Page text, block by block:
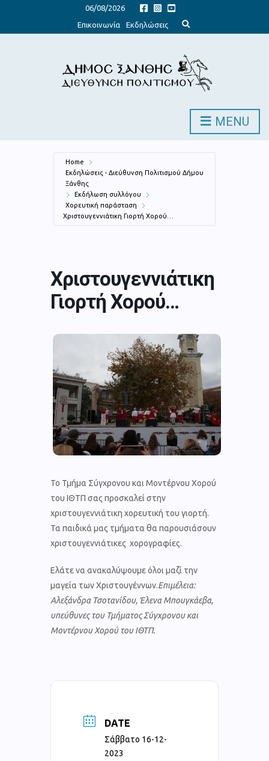
06/08/2026
Επικοινωνία
Εκδηλώσεις
x
d
s
e
c
o
MENU
Home
Εκδηλώσεις - Διεύθυνση Πολιτισμού Δήμου
Ξάνθης
Εκδήλωση συλλόγου
Χορευτική παράσταση
Χριστουγεννιάτικη Γιορτή Χορού…
Χριστουγεννιάτικη
Γιορτή Χορού…
Το Τμήμα Σύγχρονου και Μοντέρνου Χορού
του ΙΘΤΠ σας προσκαλεί στην
χριστουγεννιάτικη χορευτική του γιορτή.
Τα παιδικά μας τμήματα θα παρουσιάσουν
χριστουγεννιάτικες χορογραφίες.
Ελάτε να ανακαλύψουμε όλοι μαζί την
μαγεία των Χριστουγέννων.Επιμέλεια:
Αλεξάνδρα Τσοτανίδου, Έλενα Μπουγκάεβα,
υπεύθυνες του Τμήματος Σύγχρονου και
Μοντέρνου Χορού του ΙΘΤΠ.
DATE
Σάββατο 16-12-
2023